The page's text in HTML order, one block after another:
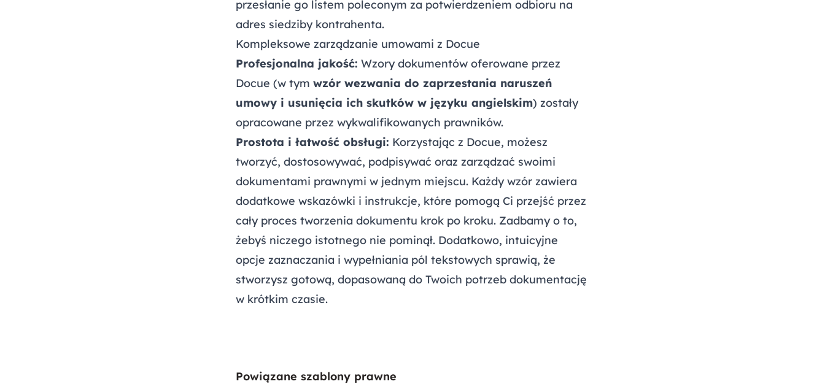
przesłanie go listem poleconym za potwierdzeniem odbioru na
adres siedziby kontrahenta.
Kompleksowe zarządzanie umowami z Docue
Profesjonalna jakość: Wzory dokumentów oferowane przez
Docue (w tym wzór wezwania do zaprzestania naruszeń
umowy i usunięcia ich skutków w języku angielskim) zostały
opracowane przez wykwalifikowanych prawników.
Prostota i łatwość obsługi: Korzystając z Docue, możesz
tworzyć, dostosowywać, podpisywać oraz zarządzać swoimi
dokumentami prawnymi w jednym miejscu. Każdy wzór zawiera
dodatkowe wskazówki i instrukcje, które pomogą Ci przejść przez
cały proces tworzenia dokumentu krok po kroku. Zadbamy o to,
żebyś niczego istotnego nie pominął. Dodatkowo, intuicyjne
opcje zaznaczania i wypełniania pól tekstowych sprawią, że
stworzysz gotową, dopasowaną do Twoich potrzeb dokumentację
w krótkim czasie.
Powiązane szablony prawne